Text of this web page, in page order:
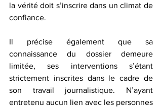
la vérité doit s’inscrire dans un climat de
confiance.
Il précise également que sa
connaissance du dossier demeure
limitée, ses interventions s’étant
strictement inscrites dans le cadre de
son travail journalistique. N’ayant
entretenu aucun lien avec les personnes